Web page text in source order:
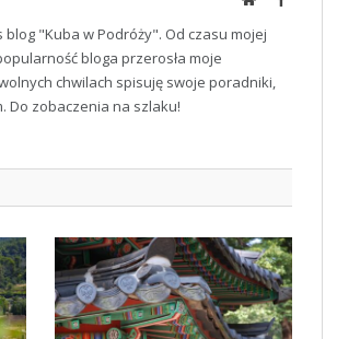
"Kuba w Podróży". Od czasu mojej
bloga przerosła moje
chwilach spisuję swoje poradniki,
Do zobaczenia na szlaku!